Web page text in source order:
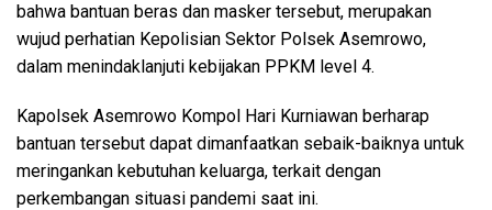
bahwa bantuan beras dan masker tersebut, merupakan
wujud perhatian Kepolisian Sektor Polsek Asemrowo,
dalam menindaklanjuti kebijakan PPKM level 4.
Kapolsek Asemrowo Kompol Hari Kurniawan berharap
bantuan tersebut dapat dimanfaatkan sebaik-baiknya untuk
meringankan kebutuhan keluarga, terkait dengan
perkembangan situasi pandemi saat ini.